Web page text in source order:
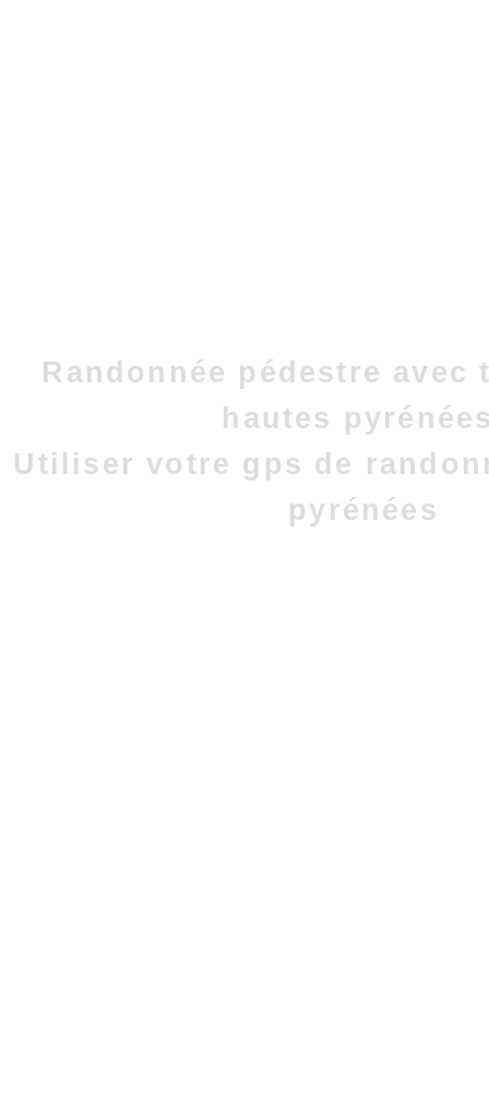
Randonnée pédestre avec
hautes
Utiliser votre gps de
pyrénées